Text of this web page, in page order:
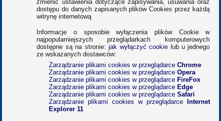
zmienić ustawienia dotyczące zapisywania, usuwania oraz
dostępu do danych zapisanych plików Cookies przez każdą
witrynę internetową
Informacje o sposobie wyłączenia plików Cookie w
najpopularniejszych przeglądarkach komputerowych
dostępne są na stronie:jak wyłączyć cookie lub u jednego
ze wskazanych dostawców:
Zarządzanie plikami cookies w przeglądarceChrome
Zarządzanie plikami cookies w przeglądarceOpera
Zarządzanie plikami cookies w przeglądarce FireFox
Zarządzanie plikami cookies w przeglądarce Edge
Zarządzanie plikami cookies w przeglądarceSafari
Zarządzanie plikami cookies w przeglądarce
Internet
Explorer 11